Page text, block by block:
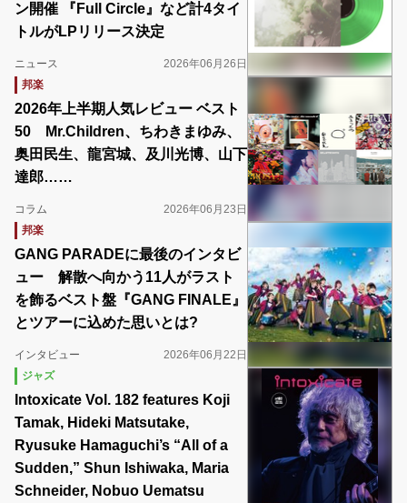
ン開催 『Full Circle』など計4タイ
トルがLPリリース決定
ニュース
2026年06月26日
邦楽
2026年上半期人気レビュー ベスト
50 Mr.Children、ちわきまゆみ、
奥田民生、龍宮城、及川光博、山下
達郎……
コラム
2026年06月23日
邦楽
GANG PARADEに最後のインタビ
ュー 解散へ向かう11人がラスト
を飾るベスト盤『GANG FINALE』
とツアーに込めた思いとは?
インタビュー
2026年06月22日
ジャズ
Intoxicate Vol. 182 features Koji
Tamak, Hideki Matsutake,
Ryusuke Hamaguchi’s “All of a
Sudden,” Shun Ishiwaka, Maria
Schneider, Nobuo Uematsu